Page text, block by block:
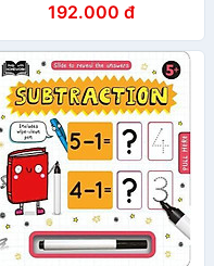
192.000 đ